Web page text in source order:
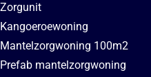
Zorgunit
Kangoeroewoning
Mantelzorgwoning 100m2
Prefab mantelzorgwoning